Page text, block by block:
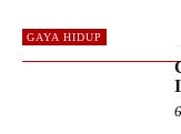
GAYA HIDUP